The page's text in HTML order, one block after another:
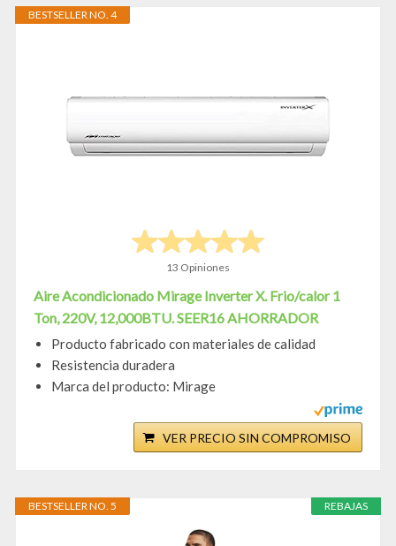
BESTSELLER NO. 4
13 Opiniones
Aire Acondicionado Mirage Inverter X. Frio/calor 1
Ton, 220V, 12,000BTU. SEER16 AHORRADOR
Producto fabricado con materiales de calidad
Resistencia duradera
Marca del producto: Mirage
VER PRECIO SIN COMPROMISO
REBAJAS
BESTSELLER NO. 5